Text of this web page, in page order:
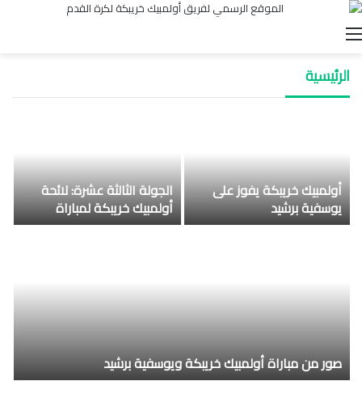
الرئيسية
صور من مباراة أولمبيك خريبكة ويوسفية برشيد
أولمبيك خريبكة يفوز على
يوسفية برشيد
الجولة الثالثة عشرة: لائحة
أولمبيك خريبكة لمباراة
يوسفية برشيد